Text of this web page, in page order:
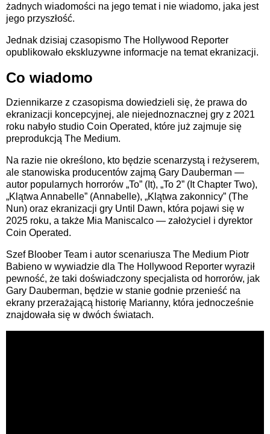
żadnych wiadomości na jego temat i nie wiadomo, jaka jest
jego przyszłość.
Jednak dzisiaj czasopismo The Hollywood Reporter
opublikowało ekskluzywne informacje na temat ekranizacji.
Co wiadomo
Dziennikarze z czasopisma dowiedzieli się, że prawa do
ekranizacji koncepcyjnej, ale niejednoznacznej gry z 2021
roku nabyło studio Coin Operated, które już zajmuje się
preprodukcją The Medium.
Na razie nie określono, kto będzie scenarzystą i reżyserem,
ale stanowiska producentów zajmą Gary Dauberman —
autor popularnych horrorów „To” (It), „To 2” (It Chapter Two),
„Klątwa Annabelle” (Annabelle), „Klątwa zakonnicy” (The
Nun) oraz ekranizacji gry Until Dawn, która pojawi się w
2025 roku, a także Mia Maniscalco — założyciel i dyrektor
Coin Operated.
Szef Bloober Team i autor scenariusza The Medium Piotr
Babieno w wywiadzie dla The Hollywood Reporter wyraził
pewność, że taki doświadczony specjalista od horrorów, jak
Gary Dauberman, będzie w stanie godnie przenieść na
ekrany przerażającą historię Marianny, która jednocześnie
znajdowała się w dwóch światach.